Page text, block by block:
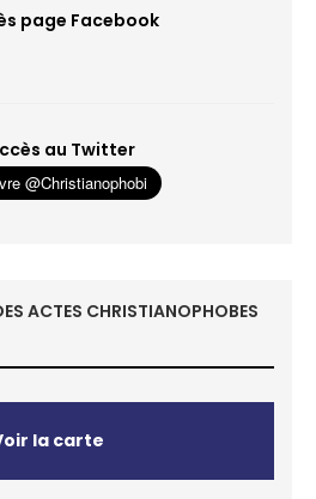
page Facebook
au Twitter
ACTES CHRISTIANOPHOBES
la carte